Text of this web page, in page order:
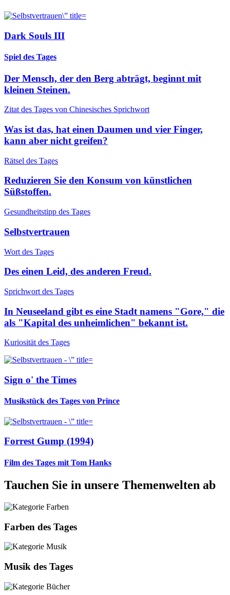
Dark Souls III
Spiel des Tages
Der Mensch, der den Berg abträgt, beginnt mit
kleinen Steinen.
Zitat des Tages von Chinesisches Sprichwort
Was ist das, hat einen Daumen und vier Finger,
kann aber nicht greifen?
Rätsel des Tages
Reduzieren Sie den Konsum von künstlichen
Süßstoffen.
Gesundheitstipp des Tages
Selbstvertrauen
Wort des Tages
Des einen Leid, des anderen Freud.
Sprichwort des Tages
In Neuseeland gibt es eine Stadt namens "Gore," die
als "Kapital des unheimlichen" bekannt ist.
Kuriosität des Tages
Sign o' the Times
Musikstück des Tages von Prince
Forrest Gump (1994)
Film des Tages mit Tom Hanks
Tauchen Sie in unsere Themenwelten ab
Farben des Tages
Musik des Tages